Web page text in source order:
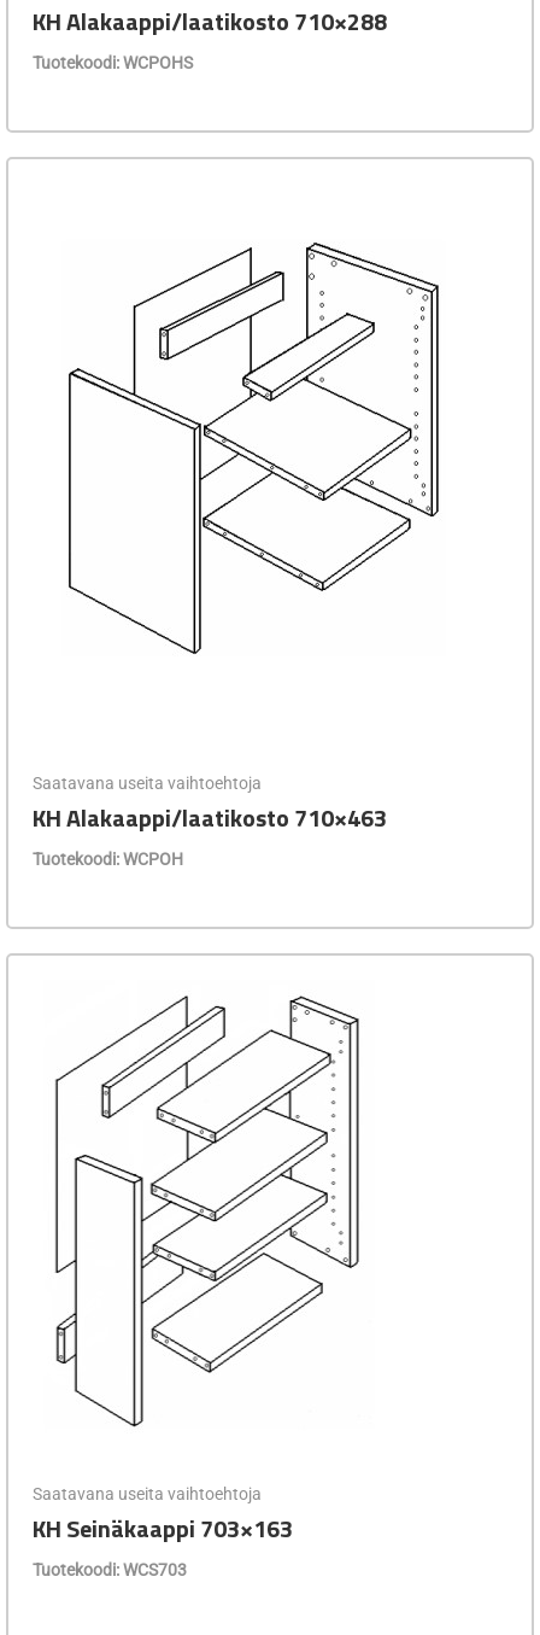
KH Alakaappi/laatikosto 710×288
Tuotekoodi: WCPOHS
Saatavana useita vaihtoehtoja
KH Alakaappi/laatikosto 710×463
Tuotekoodi: WCPOH
Saatavana useita vaihtoehtoja
KH Seinäkaappi 703×163
Tuotekoodi: WCS703